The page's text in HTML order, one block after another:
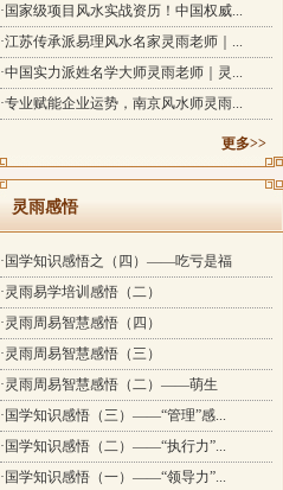
·国家级项目风水实战资历！中国权威...
·江苏传承派易理风水名家灵雨老师｜...
·中国实力派姓名学大师灵雨老师｜灵...
·专业赋能企业运势，南京风水师灵雨...
更多>>
灵雨感悟
·国学知识感悟之（四）——吃亏是福
·灵雨易学培训感悟（二）
·灵雨周易智慧感悟（四）
·灵雨周易智慧感悟（三）
·灵雨周易智慧感悟（二）——萌生
·国学知识感悟（三）——“管理”感...
·国学知识感悟（二）——“执行力”...
·国学知识感悟（一）——“领导力”...